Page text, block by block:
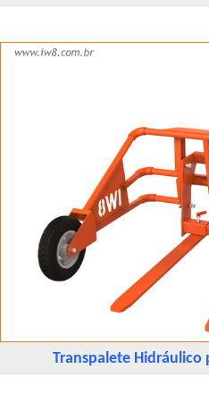
Transpalete Hidráulico